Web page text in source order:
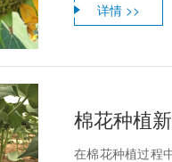
详情 >>
棉花种植
在棉花种植过程